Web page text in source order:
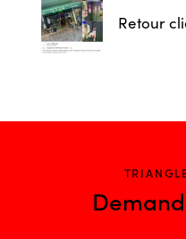
Retour